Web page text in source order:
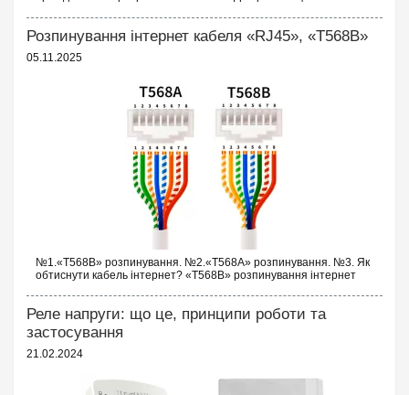
вимикачі: Два од...
Розпинування інтернет кабеля «RJ45», «T568B»
05.11.2025
№1.«T568B» розпинування. №2.«T568A» розпинування. №3. Як
обтиснути кабель інтернет? «T568B» розпинування інтернет
Реле напруги: що це, принципи роботи та
застосування
21.02.2024